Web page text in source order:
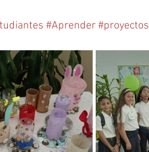
#Aprender#proyectos